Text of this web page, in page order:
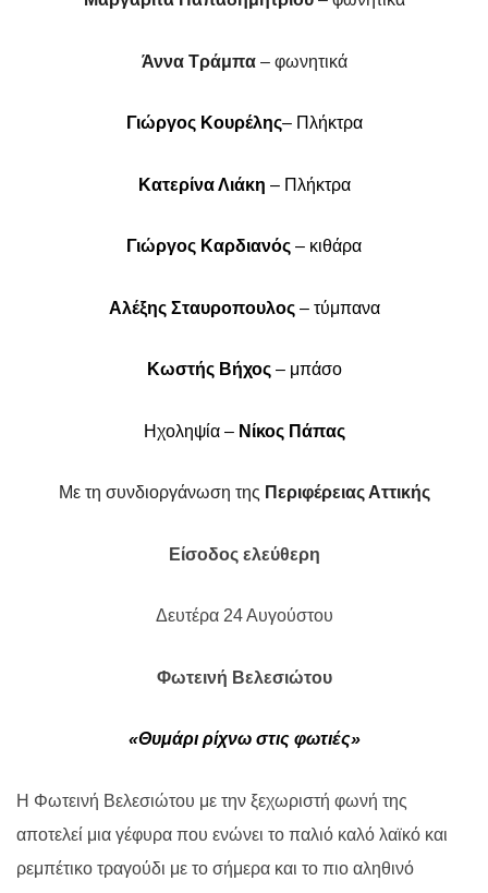
Άννα Τράμπα– φωνητικά
Γιώργος Κουρέλης– Πλήκτρα
Κατερίνα Λιάκη – Πλήκτρα
Γιώργος Καρδιανός – κιθάρα
Αλέξης Σταυροπουλος – τύμπανα
Κωστής Βήχος– μπάσο
Ηχοληψία – Νίκος Πάπας
Με τη συνδιοργάνωση της Περιφέρειας Αττικής
Είσοδος ελεύθερη
Δευτέρα 24 Αυγούστου
Φωτεινή Βελεσιώτου
«Θυμάρι ρίχνω στις φωτιές»
Η Φωτεινή Βελεσιώτου με την ξεχωριστή φωνή της
αποτελεί μια γέφυρα που ενώνει το παλιό καλό λαϊκό και
ρεμπέτικο τραγούδι με το σήμερα και το πιο αληθινό